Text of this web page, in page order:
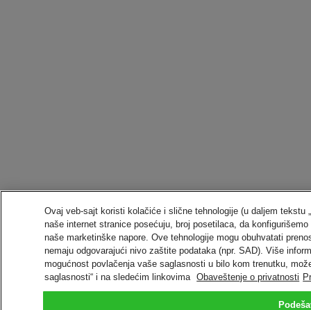
Ovaj veb-sajt koristi kolačiće i slične tehnologije (u daljem tekstu
naše internet stranice posećuju, broj posetilaca, da
naše marketinške napore. Ove tehnologije mogu obuhvatati
nemaju odgovarajući nivo zaštite podataka (npr. SAD). Više
mogućnost povlačenja vaše saglasnosti u bilo kom trenutku,
saglasnosti“ i na sledećim linkovima Obaveštenje o privatnosti